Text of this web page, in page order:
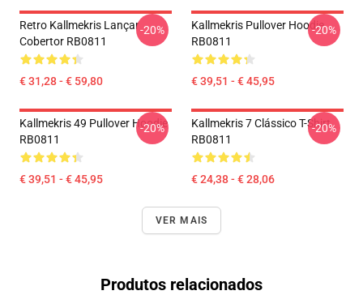
Retro Kallmekris Lançar
Cobertor RB0811
€ 31,28 - € 59,80
-20%
Kallmekris Pullover Hoodie
RB0811
€ 39,51 - € 45,95
-20%
Kallmekris 49 Pullover Hoodie
RB0811
€ 39,51 - € 45,95
-20%
Kallmekris 7 Clássico T-Shirt
RB0811
€ 24,38 - € 28,06
-20%
VER MAIS
Produtos relacionados